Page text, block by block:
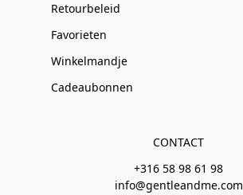
Retourbeleid
Favorieten
Winkelmandje
Cadeaubonnen
CONTACT
+316 58 98 61 98
info@gentleandme.com